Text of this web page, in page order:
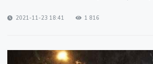
2021-11-23 18:41 1 816